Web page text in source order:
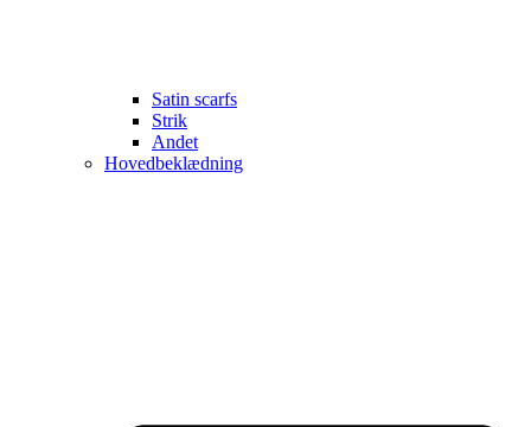
Satin scarfs
Strik
Andet
Hovedbeklædning